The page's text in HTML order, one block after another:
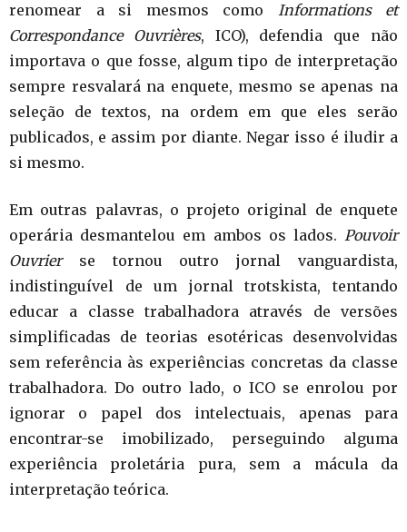
renomear a si mesmos como Informations et
Correspondance Ouvrières, ICO), defendia que não
importava o que fosse, algum tipo de interpretação
sempre resvalará na enquete, mesmo se apenas na
seleção de textos, na ordem em que eles serão
publicados, e assim por diante. Negar isso é iludir a
si mesmo.
Em outras palavras, o projeto original de enquete
operária desmantelou em ambos os lados. Pouvoir
Ouvrierse tornou outro jornal vanguardista,
indistinguível de um jornal trotskista, tentando
educar a classe trabalhadora através de versões
simplificadas de teorias esotéricas desenvolvidas
sem referência às experiências concretas da classe
trabalhadora. Do outro lado, o ICO se enrolou por
ignorar o papel dos intelectuais, apenas para
encontrar-se imobilizado, perseguindo alguma
experiência proletária pura, sem a mácula da
interpretação teórica.